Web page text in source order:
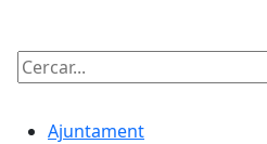
Cercar:
Ajuntament